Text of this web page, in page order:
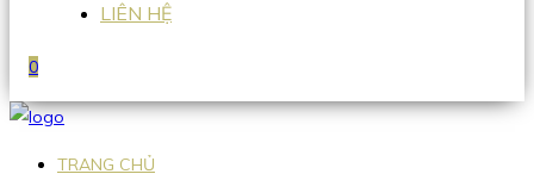
LIÊN HỆ
0
TRANG CHỦ